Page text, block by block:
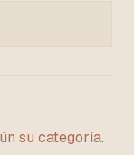
su categoría.